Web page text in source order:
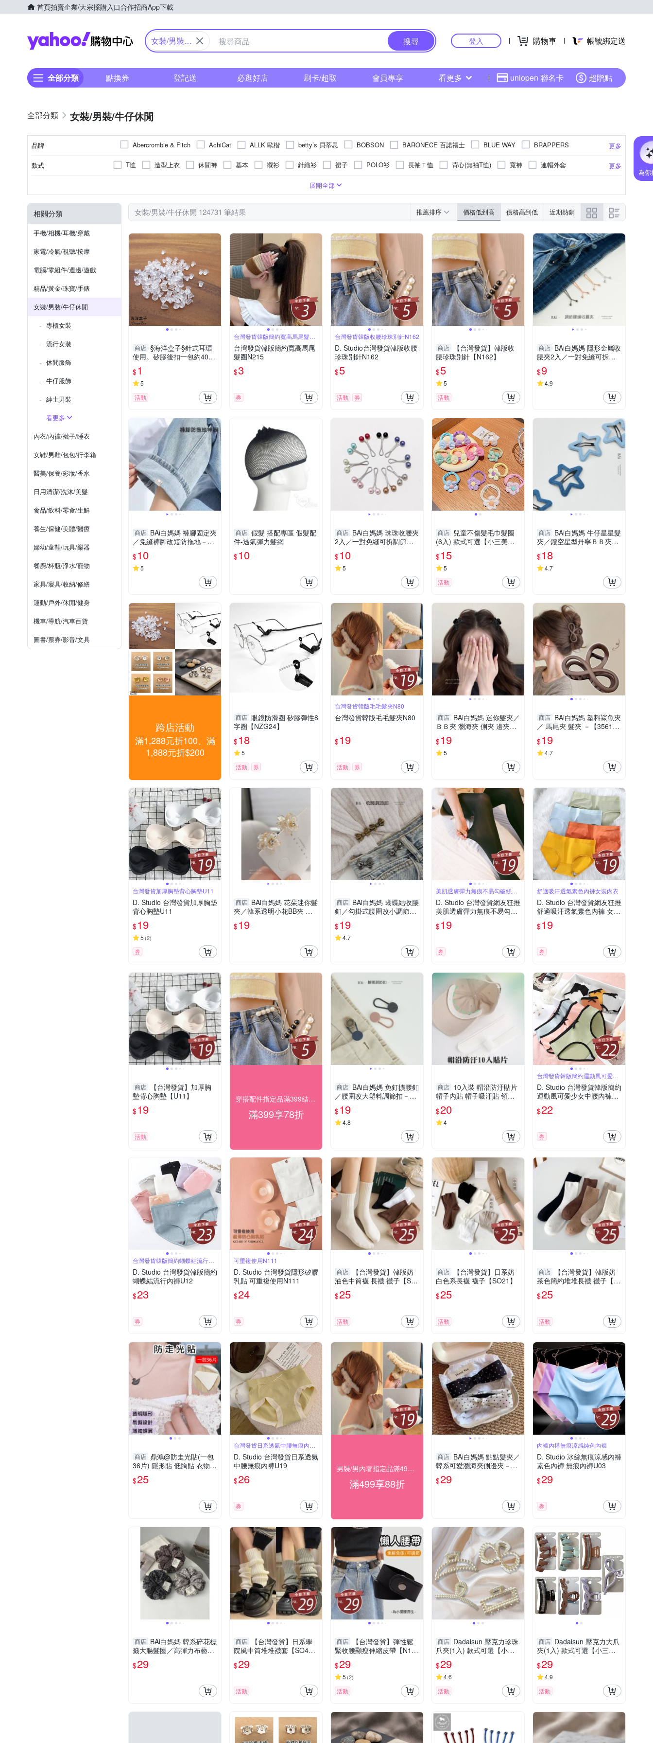
首頁拍賣企業/大宗採購入口合作招商App下載
Yahoo購物中心
女裝/男裝/
搜尋 登入 購物車 帳號綁定送
全部分類 點換券 登記送 必逛好店 刷卡/超取 會員專享 看更多 uniopen 聯名卡 超贈點
女裝/男裝/牛仔休閒
品牌 更多
Abercrombie & Fitch AchiCat ALLK 歐楷 betty’s 貝蒂思 BOBSON BARONECE 百諾禮士 BLUE WAY
BRAPPERS
Champion
CUMAR Dailo Dreamming EDWIN Emilio Valentino 范倫鐵諾 earth music & ecology
ETBOITE 箱子
Kinloch Anderson 金安德森
K.W. KeyWear 奇威名品 La belleza LANNI 藍尼 LEVIS LUNG.L 林佳樺
MOCO
Majalica
MASTINA MEDUSA 曼度莎 MYVEGA 麥雪爾 MoonDy
NAUTICA
RINKA 梨卡
SUNS YVONNE 以旺傢飾 初色 米蘭精品 其他品牌 創翊韓都 專注內搭
設計所在
巴黎精品
款式 更多
T恤 造型上衣 休閒褲 基本 襯衫 針織衫 裙子 POLO衫 長袖Ｔ恤 背心(無袖T恤) 寬褲
連帽外套
針織外套 褲套裝
鋪棉外套
罩衫 褲裙 腰帶/皮帶 2~5cm(中款) 髮圈/髮束 小可愛 髮夾 防曬外套 西裝外套 風衣
圓框
靴型褲/喇叭褲
領帶 縮口褲 棒球帽 / 鴨舌帽 內搭褲 領結
圍巾
3XL 4XL
40腰
39腰 42腰以上 41腰
格紋
直筒 短版
太陽眼鏡/墨鏡
絲
展開全部
相關分類
手機/相機/耳機/穿戴
家電/冷氣/視聽/按摩
電腦/零組件/週邊/遊戲
精品/黃金/珠寶/手錶
女裝/男裝/牛仔休閒
專櫃女裝
流行女裝
休閒服飾
牛仔服飾
紳士​男裝
看更多
內衣/內褲/襪子/睡衣
女鞋/男鞋/包包/行李箱
醫美/保養/彩妝/香水
日用清潔/洗沐/美髮
食品/飲料/零食/生鮮
養生/保健/美體/醫療
婦幼/童鞋/玩具/樂器
餐廚/杯瓶/淨水/寵物
家具/寢具/收納/修繕
運動/戶外/休閒/健身
機車/導航/汽車百貨
圖書/票券/影音/文具
女裝/男裝/牛仔休閒 124731 筆結果 推薦排序 價格低到高 價格高到低 近期熱銷
商店 §海洋盒子§針式耳環
使用。矽膠後扣一包約40-6
0對.每帳號限購兩組
$1
5
活動
台灣發貨韓版簡約寬高馬尾髮圈
N215
台灣發貨韓版簡約寬高馬尾
髮圈N215
$3
券
台灣發貨韓版收腰珍珠別針N162
D. Studio台灣發貨韓版收腰
珍珠別針N162
$5
活動 券
商店
【台灣發貨】韓版收
腰珍珠別針【N162】
$5
5
活動
商店 BAi白媽媽 隱形金屬收
腰夾2入／一對免縫可拆調
節腰頭－【356020】
$9
4.9
商店 BAi白媽媽 褲腳固定夾
／免縫褲腳改短防拖地－
【356291】
$10
5
商店 假髮 搭配專區 假髮配
件-透氣彈力髮網
$10
商店 BAi白媽媽 珠珠收腰夾
2入／一對免縫可拆調節腰
頭－【356190】
$10
5
商店 兒童不傷髮毛巾髮圈
(6入) 款式可選【小三美
日】 DS023785 小朋友 綁
頭髮 馬尾
$15
5
活動
商店 BAi白媽媽 牛仔星星髮
夾／鏤空星型丹寧ＢＢ夾－
【356032】
$18
4.7
跨店活動
滿1,288元折100、滿
1,888元折$200
商店 眼鏡防滑圈 矽膠彈性8
字圈【NZG24】
$18
5
活動
券
台灣發貨韓版毛毛髮夾N80
台灣發貨韓版毛毛髮夾N80
$19
活動 券
商店 BAi白媽媽 迷你髮夾／
ＢＢ夾 瀏海夾 側夾 邊夾－
【356226】
$19
5
商店 BAi白媽媽 塑料鯊魚夾
／ 馬尾夾 髮夾 －【35615
9】
$19
4.7
台灣發貨加厚胸墊背心胸墊U11
D. Studio 台灣發貨加厚胸墊
背心胸墊U11
$19
5 (2)
券
商店 BAi白媽媽 花朵迷你髮
夾／韓系透明小花BB夾 瀏
海夾側夾甜美髮飾－【3660
35】
$19
商店 BAi白媽媽 蝴蝶結收腰
釦／勾掛式腰圍改小調節扣
－【346243】
$19
4.7
美肌透膚彈力無痕不易勾破絲襪
美腿修飾
D. Studio 台灣發貨網友狂推
美肌透膚彈力無痕不易勾破
絲襪 美腿修飾 透膚絲襪 膚
色絲襪 黑色絲襪 耐勾絲
$19
券
舒適吸汗透氣素色內褲女裝內衣
D. Studio 台灣發貨網友狂推
舒適吸汗透氣素色內褲 女裝
內衣 內褲U06
$19
券
商店
【台灣發貨】加厚胸
墊背心胸墊【U11】
$19
活動
穿搭配件指定品滿399結帳享78折
滿399享78折
商店 BAi白媽媽 免釘擴腰釦
／腰圍改大塑料調節扣－
【346244】
$19
4.8
商店 10入裝 帽沿防汙貼片
帽子內貼 帽子吸汗貼 領口
防污 衣領 吸汗貼片
$20
4
台灣發貨韓版簡約運動風可愛少
女中腰內褲U
D. Studio 台灣發貨韓版簡約
運動風可愛少女中腰內褲U1
$22
券
台灣發貨韓版簡約蝴蝶結流行內
褲U12
D. Studio 台灣發貨韓版簡約
蝴蝶結流行內褲U12
$23
券
可重複使用N111
D. Studio 台灣發貨隱形矽膠
乳貼 可重複使用N111
$24
券
商店
【台灣發貨】韓版奶
油色中筒襪 長襪 襪子【SO
21】
$25
活動
商店
【台灣發貨】日系奶
白色系長襪 襪子【SO21】
$25
活動
商店
【台灣發貨】韓版奶
茶色簡約堆堆長襪 襪子【S
O21】
$25
活動
商店 鼎鴻@防走光貼(一包
36片) 隱形貼 低胸貼 衣物貼
深V 平口 肩帶 防滑 雙面膠
帶
$25
台灣發貨日系透氣中腰無痕內褲
U19
D. Studio 台灣發貨日系透氣
中腰無痕內褲U19
$26
券
男裝/男內著指定品滿499結帳享88折
滿499享88折
商店 BAi白媽媽 點點髮夾／
韓系可愛瀏海夾側邊夾－
【366023】
$29
內褲內搭無痕涼感純色內褲
D. Studio 冰絲無痕涼感內褲
素色內褲 無痕內褲U03
$29
券
商店 BAi白媽媽 韓系碎花標
籤大腸髮圈／高彈力布藝髮
束－【366048】
$29
商店
【台灣發貨】日系學
院風中筒堆堆襪套【SO4
0】
$29
活動
商店
【台灣發貨】彈性鬆
緊收腰顯瘦伸縮皮帶【N14
0】
$29
5 (2)
活動
商店 Dadaisun 壓克力珍珠
爪夾(1入) 款式可選【小三
美日】 DS016890
$29
4.6
活動
商店 Dadaisun 壓克力大爪
夾(1入) 款式可選【小三美
日】 DS016898
$29
4.9
活動